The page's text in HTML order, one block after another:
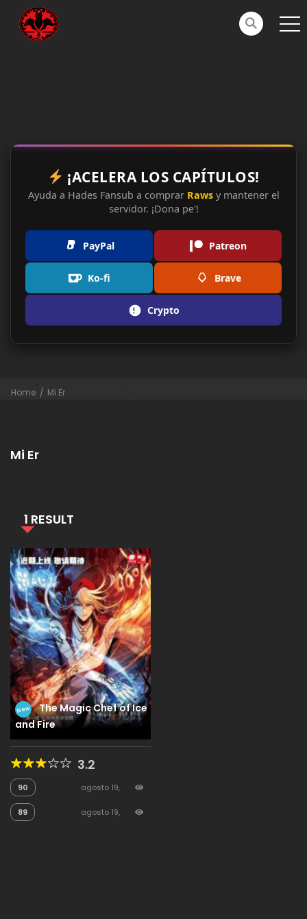
¡ACELERA LOS CAPÍTULOS!
Ayuda a Hades Fansub a comprar Rawsy mantener el
servidor. ¡Dona pe'!
PayPal Patreon
Ko-fi Brave
Crypto
Home Mi Er
Mi Er
1 RESULT
New
The Magic Chef of Ice
and Fire
3.2
90
agosto 19,
89
agosto 19,